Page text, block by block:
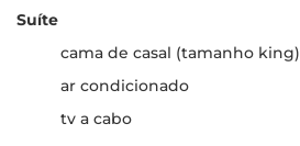
Suíte
cama de casal (tamanho king)
ar condicionado
tv a cabo